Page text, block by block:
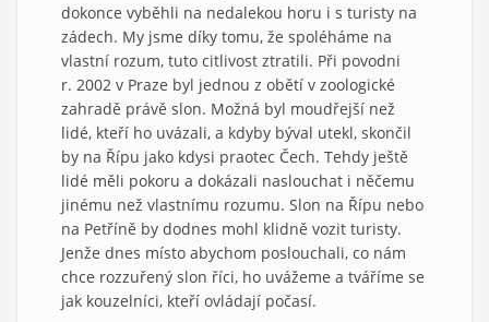
dokonce vyběhli na nedalekou horu i s turisty na
zádech. My jsme díky tomu, že spoléháme na
vlastní rozum, tuto citlivost ztratili. Při povodni
r. 2002 v Praze byl jednou z obětí v zoologické
zahradě právě slon. Možná byl moudřejší než
lidé, kteří ho uvázali, a kdyby býval utekl, skončil
by na Řípu jako kdysi praotec Čech. Tehdy ještě
lidé měli pokoru a dokázali naslouchat i něčemu
jinému než vlastnímu rozumu. Slon na Řípu nebo
na Petříně by dodnes mohl klidně vozit turisty.
Jenže dnes místo abychom poslouchali, co nám
chce rozzuřený slon říci, ho uvážeme a tváříme se
jak kouzelníci, kteří ovládají počasí.